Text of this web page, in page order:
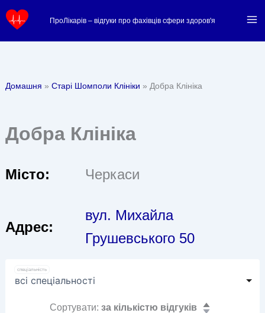
до
ПроЛікарів – відгуки про фахівців сфери здоров'я
Домашня Старі Шомполи Клініки Добра Клініка
Добра Клініка
Місто: Черкаси
Адрес:
вул. Михайла
Грушевського 50
спеціальність
Сортувати: за кількістю відгуків